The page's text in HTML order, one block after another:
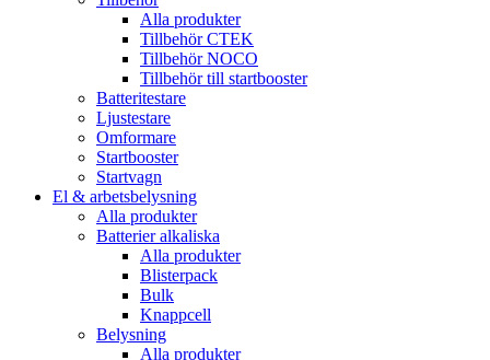
Alla produkter
Tillbehör CTEK
Tillbehör NOCO
Tillbehör till startbooster
Batteritestare
Ljustestare
Omformare
Startbooster
Startvagn
El & arbetsbelysning
Alla produkter
Batterier alkaliska
Alla produkter
Blisterpack
Bulk
Knappcell
Belysning
Alla produkter